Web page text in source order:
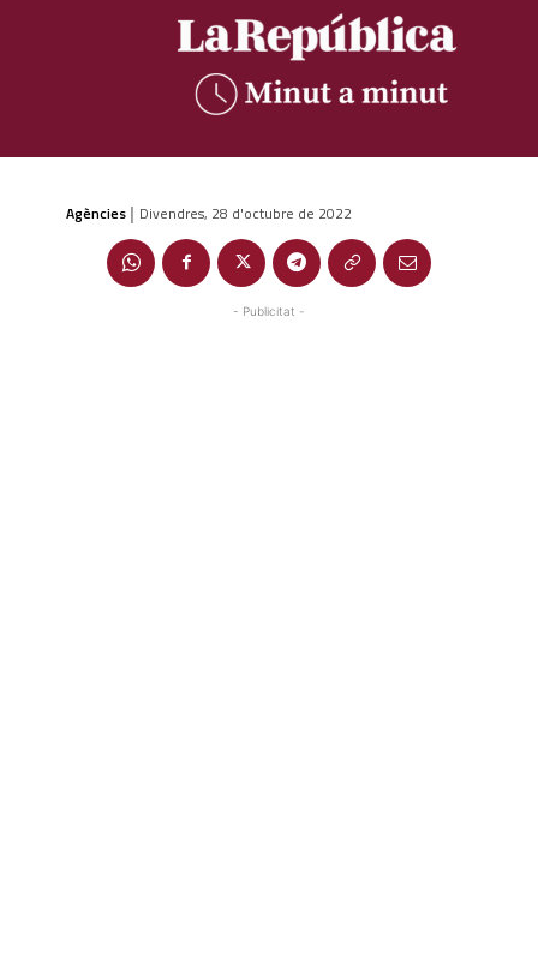
Agències | Divendres, 28 d'octubre de 2022
- Publicitat -